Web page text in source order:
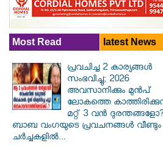
Most Read latest News
പ്രവചിച്ച 2 കാര്യങ്ങൾ
സംഭവിച്ചു; 2026
അവസാനിക്കും മുൻപ്
ലോകത്തെ
മറ്റ് 3 വൻ
ബാബ വംഗയുടെ പ്രവചനങ്ങൾ വീണ്ടും
ചർച്ചകളിൽ...